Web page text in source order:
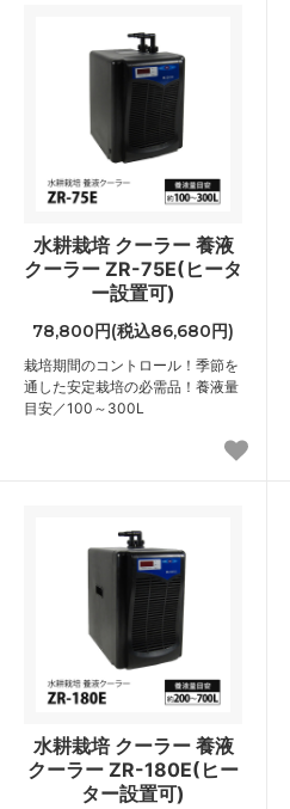
水耕栽培 クーラー 養液
クーラー ZR-75E(ヒータ
ー設置可)
78,800円(税込86,680円)
栽培期間のコントロール！季節を
通した安定栽培の必需品！養液量
目安／100～300L
水耕栽培 クーラー 養液
クーラー ZR-180E(ヒー
ター設置可)